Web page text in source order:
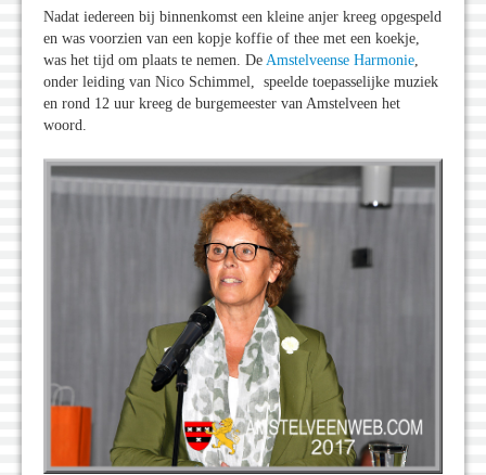
Nadat iedereen bij binnenkomst een kleine anjer kreeg opgespeld
en was voorzien van een kopje koffie of thee met een koekje,
was het tijd om plaats te nemen. De Amstelveense Harmonie
onder leiding van Nico Schimmel, speelde toepasselijke muziek
en rond 12 uur kreeg de burgemeester van Amstelveen het
woord.